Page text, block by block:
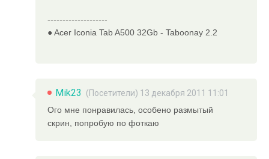
--------------------
● Acer Iconia Tab A500 32Gb - Taboonay 2.2
Mik23
(Посетители) 13 декабря 2011 11:01
Ого мне понравилась, особено размытый
скрин, попробую по фоткаю